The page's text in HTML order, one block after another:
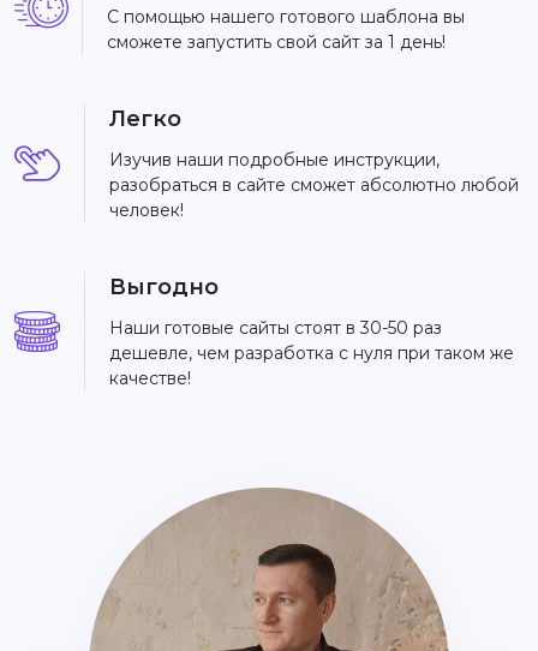
С помощью нашего готового шаблона вы
сможете запустить свой сайт за 1 день!
Легко
Изучив наши подробные инструкции,
разобраться в сайте сможет абсолютно любой
человек!
Выгодно
Наши готовые сайты стоят в 30-50 раз
дешевле, чем разработка с нуля при таком же
качестве!